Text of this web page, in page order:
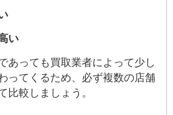
い
あっても買取業者によって少し
ってくるため、必ず複数の店舗
比較しましょう。